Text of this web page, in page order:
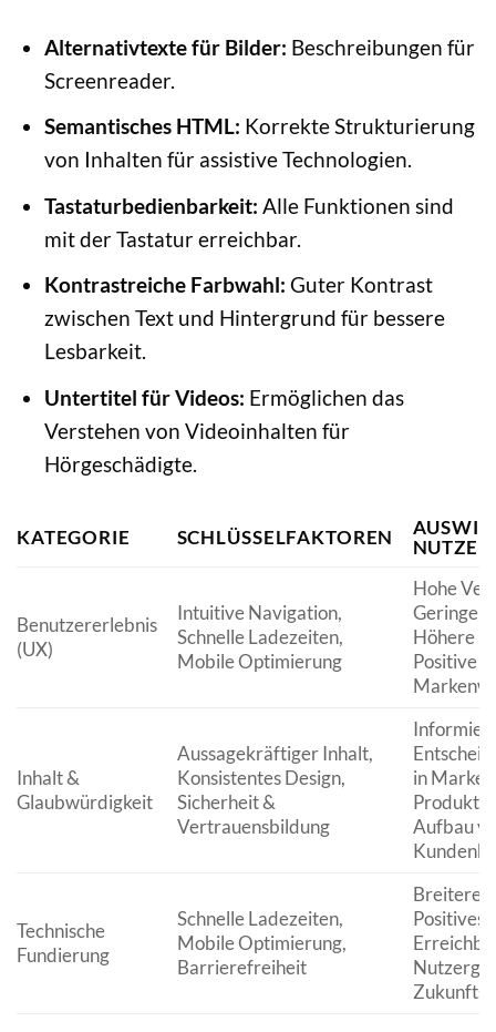
Alternativtexte für Bilder: Beschreibungen für
Screenreader.
Semantisches HTML: Korrekte Strukturierung
von Inhalten für assistive Technologien.
Tastaturbedienbarkeit: Alle Funktionen sind
mit der Tastatur erreichbar.
Kontrastreiche Farbwahl: Guter Kontrast
zwischen Text und Hintergrund für bessere
Lesbarkeit.
Untertitel für Videos: Ermöglichen das
Verstehen von Videoinhalten für
Hörgeschädigte.
KATEGORIE SCHLÜSSELFAKTOREN
Benutzererlebnis
(UX)
Intuitive Navigation,
Schnelle Ladezeiten,
Mobile Optimierung
Hohe
Geringe
Höhere
Positive
Inhalt &
Glaubwürdigkeit
Aussagekräftiger Inhalt,
Konsistentes Design,
Sicherheit &
Vertrauensbildung
in Marke
Aufbau
Technische
Fundierung
Schnelle Ladezeiten,
Mobile Optimierung,
Barrierefreiheit
Breitere
Positives